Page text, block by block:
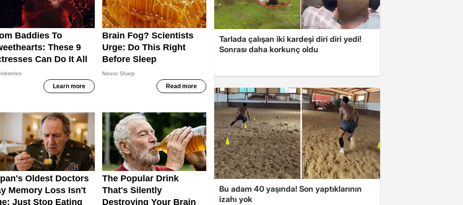
Tarlada çalışan iki kardeşi diri diri yedi!
Sonrası daha korkunç oldu
Bu adam 40 yaşında! Son yaptıklarının
izahı yok